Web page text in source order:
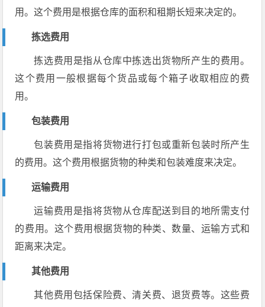
用。这个费用是根据仓库的面积和租期长短来决定的。
拣选费用
拣选费用是指从仓库中拣选出货物所产生的费用。
这个费用一般根据每个货品或每个箱子收取相应的费
用。
包装费用
包装费用是指将货物进行打包或重新包装时所产生
的费用。这个费用根据货物的种类和包装难度来决定。
运输费用
运输费用是指将货物从仓库配送到目的地所需支付
的费用。这个费用根据货物的种类、数量、运输方式和
距离来决定。
其他费用
其他费用包括保险费、清关费、退货费等。这些费